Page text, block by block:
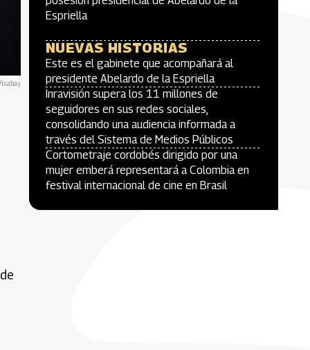
Espriella
NUEVAS HISTORIAS
Este es el gabinete que acompañará al
presidente Abelardo de la Espriella
Inravisión supera los 11 millones de
seguidores en sus redes sociales,
consolidando una audiencia informada a
través del Sistema de Medios Públicos
Cortometraje cordobés dirigido por una
mujer emberá representará a Colombia en
festival internacional de cine en Brasil